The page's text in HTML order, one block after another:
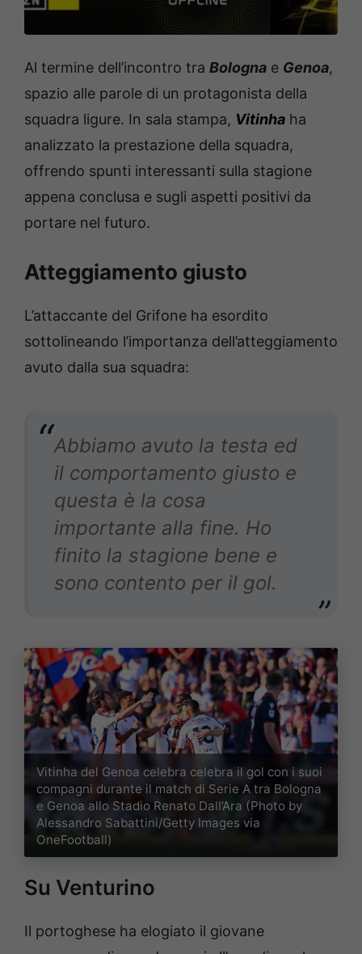
Al termine dell’incontro tra Bologna e Genoa,
spazio alle parole di un protagonista della
squadra ligure. In sala stampa, Vitinha ha
analizzato la prestazione della squadra,
offrendo spunti interessanti sulla stagione
appena conclusa e sugli aspetti positivi da
portare nel futuro.
Atteggiamento giusto
L’attaccante del Grifone ha esordito
sottolineando l’importanza dell’atteggiamento
avuto dalla sua squadra:
Abbiamo avuto la testa ed
il comportamento giusto e
questa è la cosa
importante alla fine. Ho
finito la stagione bene e
sono contento per il gol.
Vitinha del Genoa celebra celebra il gol con i suoi
compagni durante il match di Serie A tra Bologna
e Genoa allo Stadio Renato Dall’Ara (Photo by
Alessandro Sabattini/Getty Images via
OneFootball)
Su Venturino
Il portoghese ha elogiato il giovane